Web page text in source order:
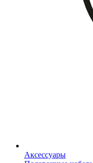
Аксессуары